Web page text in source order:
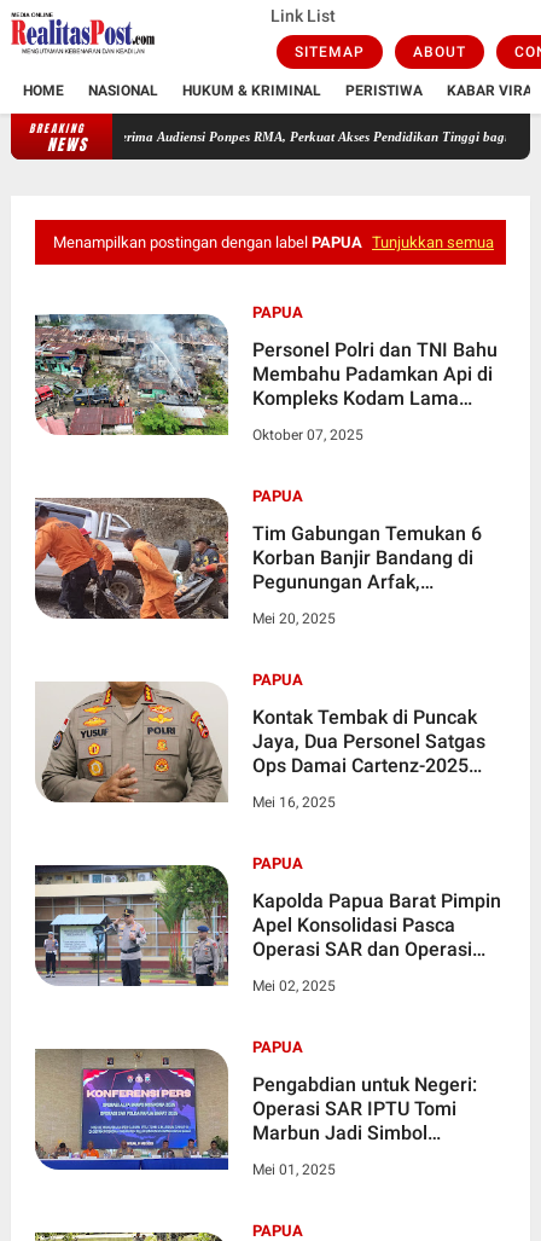
Link List
SITEMAP ABOUT
HOME NASIONAL HUKUM & KRIMINAL PERISTIWA KABAR VIRAL
BREAKING
NEWS
Audiensi Ponpes RMA, Perkuat Akses Pendidikan Tinggi bagi Santri Gelar Operasi
Menampilkan postingan dengan label PAPUA Tunjukkan semua
PAPUA
Personel Polri dan TNI Bahu
Membahu Padamkan Api di
Kompleks Kodam Lama
Oktober 07, 2025
PAPUA
Tim Gabungan Temukan 6
Korban Banjir Bandang di
Pegunungan Arfak,
Ini
Mei 20, 2025
PAPUA
Kontak Tembak di Puncak
Jaya, Dua Personel Satgas
Ops Damai Cartenz-2025
Mei 16, 2025
PAPUA
Kapolda Papua Barat Pimpin
Apel Konsolidasi Pasca
Operasi SAR dan Operasi
Mapolres Teluk Bintuni
Mei 02, 2025
PAPUA
Pengabdian untuk Negeri:
Operasi SAR IPTU Tomi
Marbun Jadi Simbol
Mei 01, 2025
PAPUA